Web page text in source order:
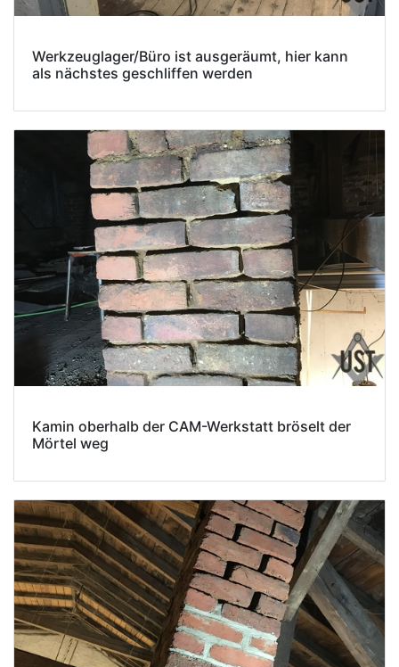
Werkzeuglager/Büro ist ausgeräumt, hier kann
als nächstes geschliffen werden
Kamin oberhalb der CAM-Werkstatt bröselt der
Mörtel weg